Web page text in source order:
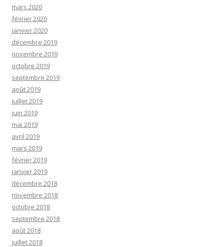
mars 2020
février 2020
janvier 2020
décembre 2019
novembre 2019
octobre 2019
septembre 2019
août 2019
juillet 2019
juin 2019
mai 2019
avril 2019
mars 2019
février 2019
janvier 2019
décembre 2018
novembre 2018
octobre 2018
septembre 2018
août 2018
juillet 2018